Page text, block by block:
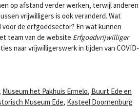
op afstand verder werken, terwijl anderen
vrijwilligers is ook veranderd. Wat
de erfgoedsector? En wat kunnen
team van de website Erfgoedvrijwilliger
naar vrijwilligerswerk in tijden van COVID-
Museum het Pakhuis Ermelo, Buurt Ede en
Museum Ede, Kasteel Doornenburg